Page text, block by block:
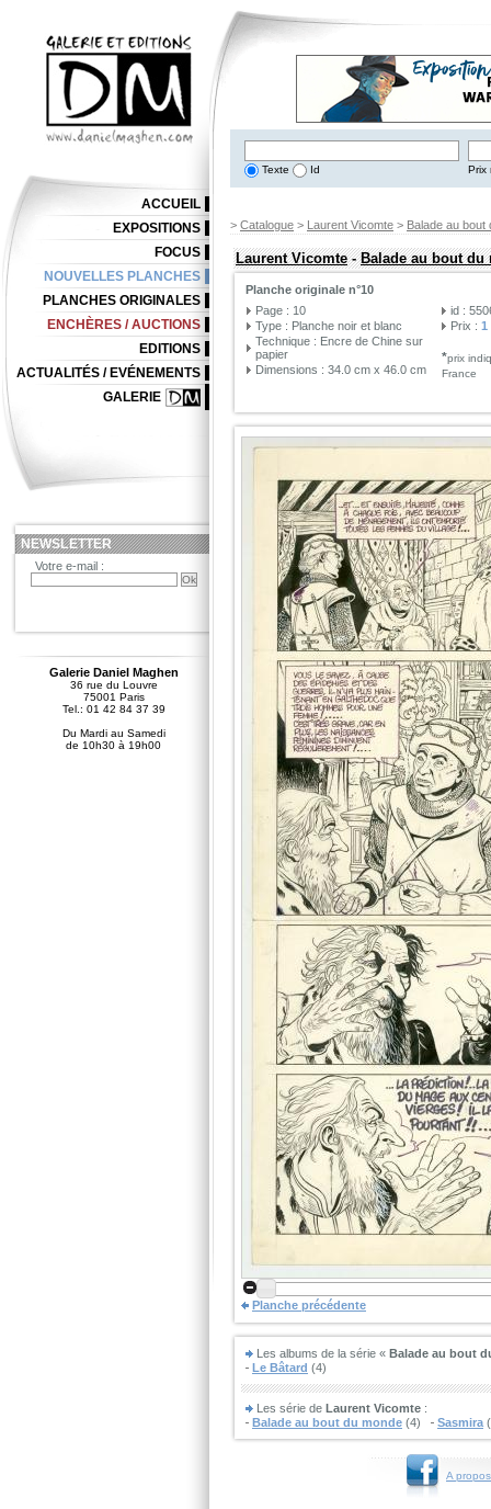
Texte Id Prix
> Catalogue > Laurent Vicomte > Balade au bout
Laurent Vicomte-Balade au bout du
Planche originale n°10
Page : 10
Type : Planche noir et blanc
Technique : Encre de Chine sur
papier
Dimensions : 34.0 cm x 46.0 cm
id :
Prix :1
*prix
France
Planche précédente
Les albums de la série « Balade au bout
Le Bâtard (4)
Les série de Laurent Vicomte :
Balade au bout du monde (4) Sasmira
A
ACCUEIL
EXPOSITIONS
FOCUS
NOUVELLES PLANCHES
PLANCHES ORIGINALES
ENCHÈRES / AUCTIONS
EDITIONS
ACTUALITÉS / EVÉNEMENTS
GALERIE
NEWSLETTER
Votre e-mail :
Galerie Daniel Maghen
36 rue du Louvre
75001 Paris
Tel.: 01 42 84 37 39
Du Mardi au Samedi
de 10h30 à 19h00